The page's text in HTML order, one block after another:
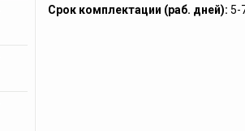
Срок комплектации (раб. дней): 5-